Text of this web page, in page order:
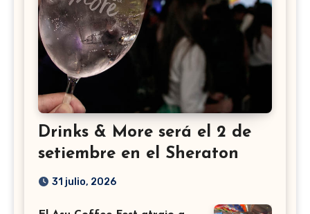
Drinks & More será el 2 de
setiembre en el Sheraton
31 julio, 2026